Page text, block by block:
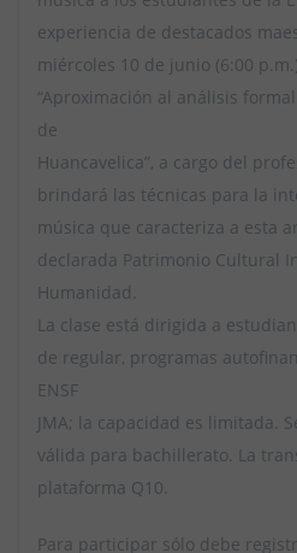
experiencia de destacados
miércoles 10 de junio (6:00
“Aproximación al análisis
de
Huancavelica”, a cargo del
brindará las técnicas para la
música que caracteriza a esta
declarada Patrimonio Cultural
Humanidad.
La clase está dirigida a
de regular, programas
ENSF
JMA; la capacidad es limitada.
válida para bachillerato. La
plataforma Q10.
Para participar sólo debe